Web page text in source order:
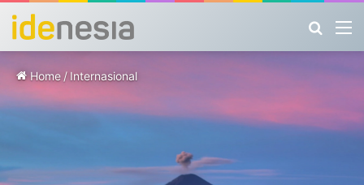
Home / Internasional